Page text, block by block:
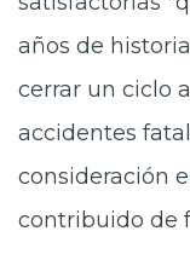
años de
cerrar un ciclo
accidentes
consideración
contribuido de